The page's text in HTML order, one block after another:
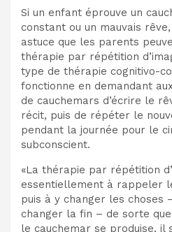
Si un enfant éprouve un
constant ou un mauvais
astuce que les parents
thérapie par répétition
type de thérapie cognitivo-
fonctionne en demandant
de cauchemars d’écrire le
récit, puis de répéter le
pendant la journée pour le
subconscient.
«La thérapie par répétition
essentiellement à rappeler
puis à y changer les choses
changer la fin – de sorte
le cauchemar se produise, il